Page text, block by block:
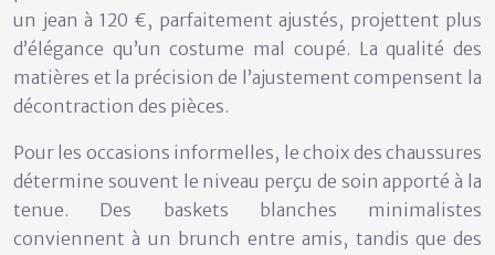
un jean à 120 €, parfaitement ajustés, projettent plus
d’élégance qu’un costume mal coupé. La qualité des
matières et la précision de l’ajustement compensent la
décontraction des pièces.
Pour les occasions informelles, le choix des chaussures
détermine souvent le niveau perçu de soin apporté à la
tenue. Des baskets blanches minimalistes
conviennent à un brunch entre amis, tandis que des